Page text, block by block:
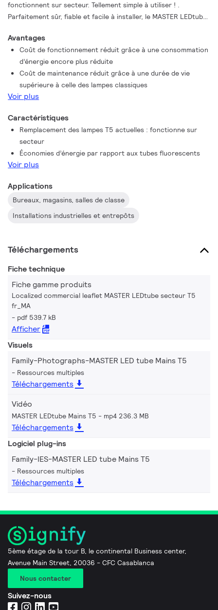
fonctionnent sur secteur. Tellement simple à utiliser ! .
Parfaitement sûr, fiable et facile à installer, le MASTER LEDtube
tubes fluorescents standard. Il offre le meilleur rapport
qualité/durée de vie, avec une consommation d’énergie et des
coûts de maintenance réduits.
Avantages
Coût de fonctionnement réduit grâce à une consommation
d’énergie encore plus réduite
Coût de maintenance réduit grâce à une durée de vie
supérieure à celle des lampes classiques
Voir plus
Caractéristiques
Remplacement des lampes T5 actuelles : fonctionne sur
secteur
Économies d’énergie par rapport aux tubes fluorescents
Voir plus
Applications
Bureaux, magasins, salles de classe
Installations industrielles et entrepôts
Téléchargements
Fiche technique
Fiche gamme produits
Localized commercial leaflet MASTER LEDtube secteur T5
fr_MA
pdf 539.7 kB
Afficher
Visuels
Family-Photographs-MASTER LED tube Mains T5
Ressources multiples
Téléchargements
Vidéo
MASTER LEDtube Mains T5 mp4 236.3 MB
Téléchargements
Logiciel plug-ins
Family-IES-MASTER LED tube Mains T5
Ressources multiples
Téléchargements
5ème étage de la tour B, le continental Business center,
Avenue Main Street, 20036 - CFC Casablanca
Nous contacter
Suivez-nous